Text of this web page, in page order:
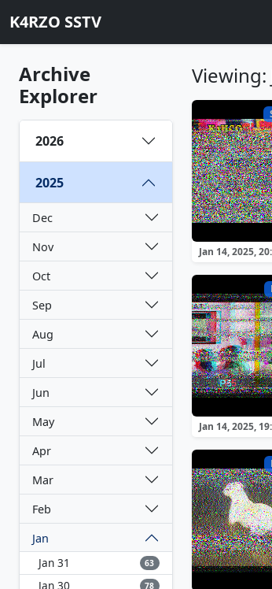
K4RZO SSTV
Archive
Explorer
2026
2025
Dec
Nov
Oct
Sep
Aug
Jul
Jun
May
Apr
Mar
Feb
Jan
Jan 31
63
Jan 30 78
Viewing:
Jan 14, 2025,
Jan 14, 2025,